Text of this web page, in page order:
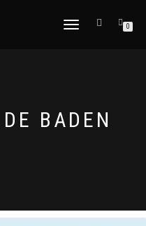
CAMBIAR
0
BADEN